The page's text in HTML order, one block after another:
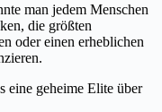
man jedem Menschen
die größten
oder einen erheblichen
eine geheime Elite über